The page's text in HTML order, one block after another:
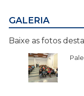
GALERIA
Baixe as fotos